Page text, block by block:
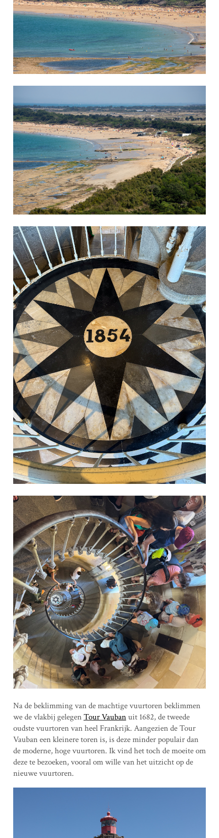
Na de beklimming van de machtige vuurtoren beklimmen
we de vlakbij gelegenTour Vaubanuit 1682, de tweede
oudste vuurtoren van heel Frankrijk. Aangezien de Tour
Vauban een kleinere toren is, is deze minder populair dan
de moderne, hoge vuurtoren. Ik vind het toch de moeite om
deze te bezoeken, vooral om wille van het uitzicht op de
nieuwe vuurtoren.